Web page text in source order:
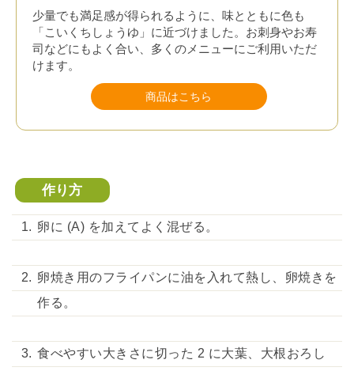
少量でも満足感が得られるように、味とともに色も
「こいくちしょうゆ」に近づけました。お刺身やお寿
司などにもよく合い、多くのメニューにご利用いただ
けます。
商品はこちら
作り方
卵に (A) を加えてよく混ぜる。
卵焼き用のフライパンに油を入れて熱し、卵焼きを
作る。
食べやすい大きさに切った 2 に大葉、大根おろし